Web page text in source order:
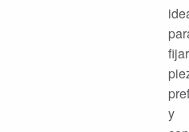
fijar
y